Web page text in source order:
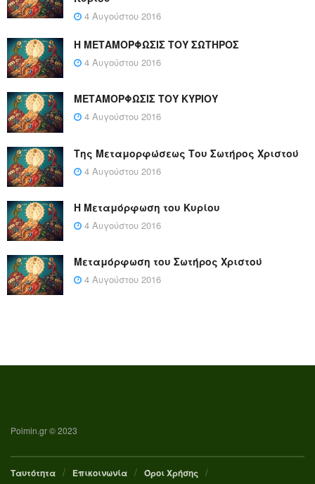
4 Αυγούστου 2016
Η ΜΕΤΑΜΟΡΦΩΣΙΣ ΤΟΥ ΣΩΤΗΡΟΣ
4 Αυγούστου 2016
ΜΕΤΑΜΟΡΦΩΣΙΣ ΤΟΥ ΚΥΡΙΟΥ
4 Αυγούστου 2016
Της Μεταμορφώσεως Του Σωτήρος Χριστού
4 Αυγούστου 2016
Η Μεταμόρφωση του Κυρίου
4 Αυγούστου 2016
Μεταμόρφωση του Σωτήρος Χριστού
4 Αυγούστου 2016
Poimin.gr © 2023
Ταυτότητα Επικοινωνία
Όροι Χρήσης